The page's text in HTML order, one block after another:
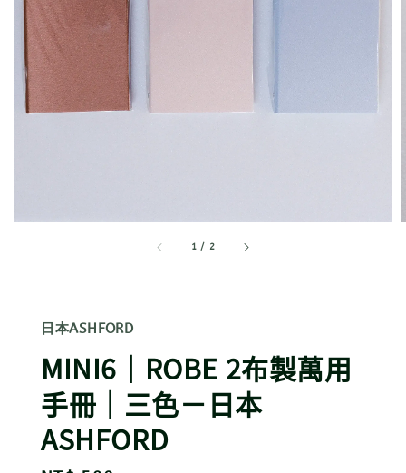
1 / 2
日本ASHFORD
MINI6｜ROBE 2布製萬用
手冊｜三色－日本
ASHFORD